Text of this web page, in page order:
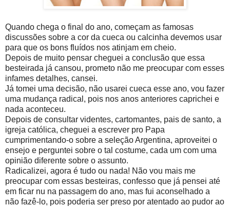
Quando chega o final do ano, começam as famosas
discussões sobre a cor da cueca ou calcinha devemos usar
para que os bons fluídos nos atinjam em cheio.
Depois de muito pensar cheguei a conclusão que essa
besteirada já cansou, prometo não me preocupar com esses
infames detalhes, cansei.
Já tomei uma decisão, não usarei cueca esse ano, vou fazer
uma mudança radical, pois nos anos anteriores caprichei e
nada aconteceu.
Depois de consultar videntes, cartomantes, pais de santo, a
igreja católica, cheguei a escrever pro Papa
cumprimentando-o sobre a seleção Argentina, aproveitei o
ensejo e perguntei sobre o tal costume, cada um com uma
opinião diferente sobre o assunto.
Radicalizei, agora é tudo ou nada! Não vou mais me
preocupar com essas besteiras, confesso que já pensei até
em ficar nu na passagem do ano, mas fui aconselhado a
não fazê-lo, pois poderia ser preso por atentado ao pudor ao